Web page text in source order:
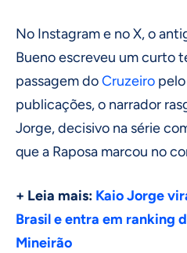
No Instagram e no X, o
Bueno escreveu um curto
passagem doCruzeiro
publicações, o narrador
Jorge, decisivo na série
que a Raposa marcou no
+ Leia mais: Kaio Jorge
Brasil e entra em ranking
Mineirão